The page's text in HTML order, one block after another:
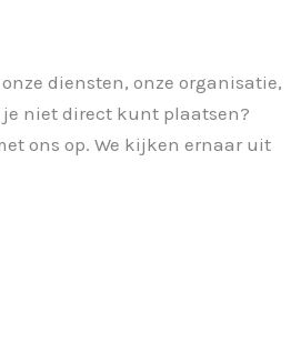
diensten, onze organisatie,
je niet direct kunt plaatsen?
ons op. We kijken ernaar uit